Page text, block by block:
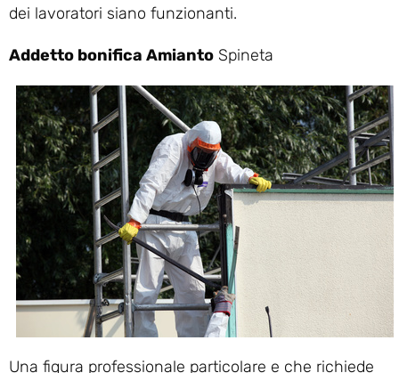
dei lavoratori siano funzionanti.
Addetto bonifica Amianto Spineta
Una figura professionale particolare e che richiede